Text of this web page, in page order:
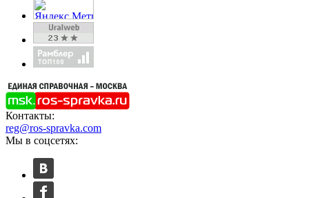
Контакты:
reg@ros-spravka.com
Мы в соцсетях: